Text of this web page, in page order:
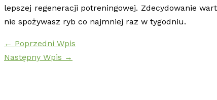
lepszej regeneracji potreningowej. Zdecydowanie
nie spożywasz ryb co najmniej raz w tygodniu.
← Poprzedni Wpis
Następny Wpis →